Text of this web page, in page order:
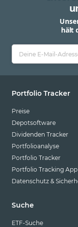
hält
Portfolio Tracker
Preise
Depotsoftware
Dividenden Tracker
Portfolioanalyse
Portfolio Tracker
Portfolio Tracking App
Datenschutz &
Suche
ETF-Suche